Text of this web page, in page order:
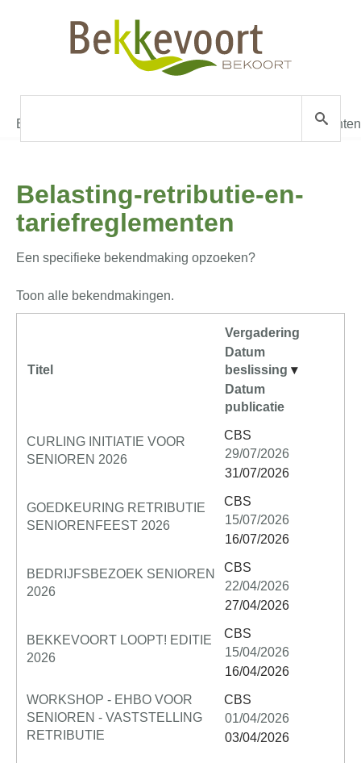
Bekendmakingen Belasting-retributie-en-tariefreglementen
Belasting-retributie-en-
tariefreglementen
Een specifieke bekendmaking opzoeken?
Toon alle bekendmakingen.
Titel
Vergadering
Datum
beslissing ▾
Datum
publicatie
CURLING INITIATIE VOOR
SENIOREN 2026
CBS
29/07/2026
31/07/2026
GOEDKEURING RETRIBUTIE
SENIORENFEEST 2026
CBS
15/07/2026
16/07/2026
BEDRIJFSBEZOEK SENIOREN
2026
CBS
22/04/2026
27/04/2026
BEKKEVOORT LOOPT! EDITIE
2026
CBS
15/04/2026
16/04/2026
WORKSHOP - EHBO VOOR
SENIOREN - VASTSTELLING
RETRIBUTIE
CBS
01/04/2026
03/04/2026